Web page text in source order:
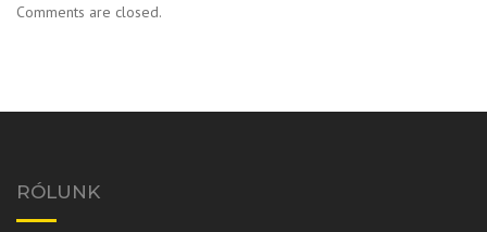
Comments are closed.
RÓLUNK